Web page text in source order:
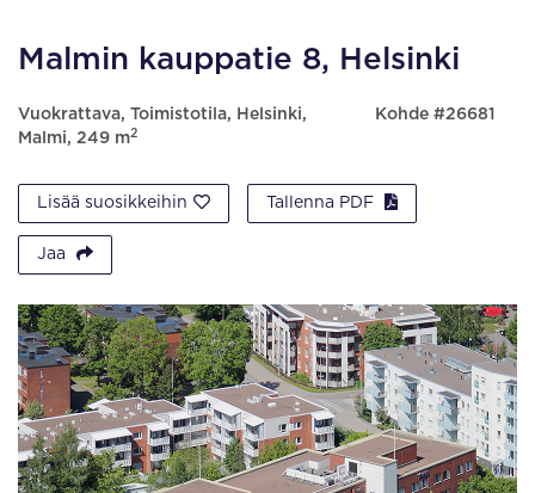
Malmin kauppatie 8, Helsinki
Vuokrattava, Toimistotila, Helsinki,
Malmi, 249 m2
Kohde #26681
Lisää suosikkeihin Tallenna PDF
Jaa